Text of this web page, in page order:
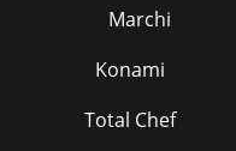
Marchi
Konami
Total Chef